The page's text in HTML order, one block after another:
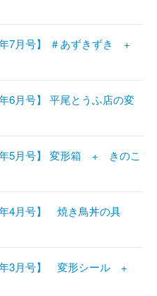
年7月号】 ＃あずきずき +
6月号】 平尾とうふ店の変
年5月号】 変形箱 + きのこ
年4月号】 焼き鳥丼の具
年3月号】 変形シール +